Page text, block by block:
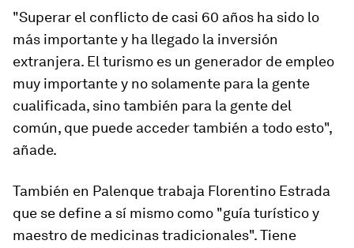
"Superar el conflicto de casi 60 años ha sido lo
más importante y ha llegado la inversión
extranjera. El turismo es un generador de empleo
muy importante y no solamente para la gente
cualificada, sino también para la gente del
común, que puede acceder también a todo esto",
añade.
También en Palenque trabaja Florentino Estrada
que se define a sí mismo como "guía turístico y
maestro de medicinas tradicionales". Tiene